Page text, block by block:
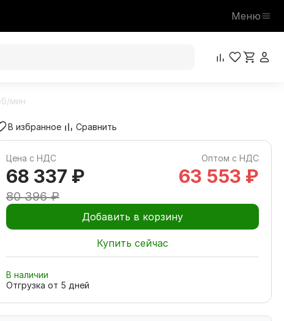
Меню
80 396 ₽
мин
В избранное Сравнить
Цена с НДС Оптом с НДС
68 337 ₽
80 396 ₽
63 553 ₽
Добавить в корзину
Купить сейчас
В наличии
Отгрузка от 5 дней